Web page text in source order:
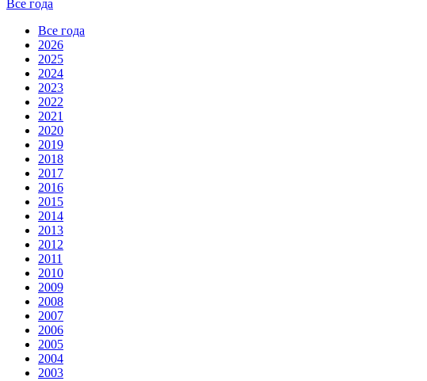
Все года
Все года
2026
2025
2024
2023
2022
2021
2020
2019
2018
2017
2016
2015
2014
2013
2012
2011
2010
2009
2008
2007
2006
2005
2004
2003